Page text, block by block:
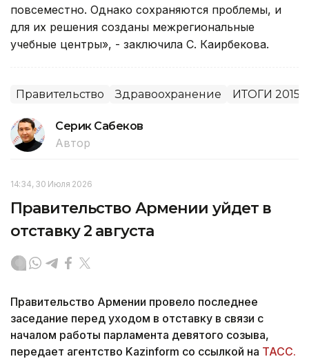
повсеместно. Однако сохраняются проблемы, и
для их решения созданы межрегиональные
учебные центры», - заключила С. Каирбекова.
Правительство Здравоохранение ИТОГИ 2015
Серик Сабеков
Автор
14:34, 30 Июля 2026
Правительство Армении уйдет в
отставку 2 августа
Правительство Армении провело последнее
заседание перед уходом в отставку в связи с
началом работы парламента девятого созыва,
передает агентство Kazinform со ссылкой на ТАСС.